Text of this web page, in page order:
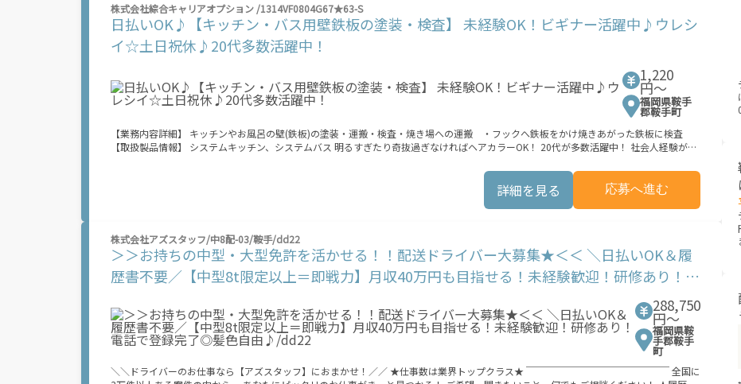
万円！ 業界トップクラス！ 当社では働くあなたの負担を軽減する為に 交通費別途支給（非課税）を行っています。 ※交通費込みの場合
は所得税がかかります。 ※規定・支払条件有 ＼友人紹介で特典をGET★／ ⇒紹介した方に 【10万円】 、された方に 【5万円】 をプレゼ
ント！ 期間限定で金額増加キャンペーン中！ お友だちを誘っておこづかいGETしよう！ ※全て規定・支払条件有 ―――――――――――――――――――――――― 8/7(金) ■9:00～20:00
8/8(土) ～ 8/12(水) ■9:00～18:00 8/13（木）～ 8/16（日） 夏季休業期間のため、電話での応募受付はお休みです。 WEB応募は24ｈ受
株式会社綜合キャリアオプション /1314VF0804G67★63-S
日払いOK♪【キッチン・バス用壁鉄板の塗装・検査】 未経験OK！ビギナー活躍中♪ウレシ
イ☆土日祝休♪20代多数活躍中！
1,220
円〜
福岡県鞍手
郡鞍手町
【業務内容詳細】 キッチンやお風呂の壁(鉄板)の塗装・運搬・検査・焼き場への運搬 ・フックへ鉄板をかけ焼きあがった鉄板に検査
【取扱製品情報】 システムキッチン、システムバス 明るすぎたり奇抜過ぎなければヘアカラーOK！ 20代が多数活躍中！ 社会人経験が浅
業は月20時間以上あります♪ ≪週休2日制≫ 週末は家族や友人と一緒にプライベート満喫！ ≪髪型自由≫ 基本的に髪色自由で明るすぎた
り奇抜でなければOKです！ (規定有) ≪ラクラク制服アリ≫ 制服があるので、毎日の服装の悩み解消♪ ≪未経験の方も大カンゲイ≫ 新し
いことにチャレンジするのは不安だけど、しっかり働く環境が整っています！ イチからスキルUP・ステップUP目指していきましょう！
万円！ 業界トップクラス！ 当社では働くあなたの負担を軽減する為に 交通費別途支給（非課税）を行っています。 ※交通費込みの場合
は所得税がかかります。 ※規定・支払条件有 ＼友人紹介で特典をGET★／ ⇒紹介した方に 【10万円】 、された方に 【5万円】 をプレゼ
ント！ 期間限定で金額増加キャンペーン中！ お友だちを誘っておこづかいGETしよう！ ※全て規定・支払条件有 ―――――――――――――――――――――――― 8/7(金) ■9:00～20:00
8/8(土) ～ 8/12(水) ■9:00～18:00 8/13（木）～ 8/16（日） 夏季休業期間のため、電話での応募受付はお休みです。 WEB応募は24ｈ受
詳細を見る 応募へ進む
株式会社アズスタッフ/中8配-03/鞍手/dd22
＞＞お持ちの中型・大型免許を活かせる！！配送ドライバー大募集★＜＜ ＼日払いOK＆履
歴書不要／【中型8t限定以上＝即戦力】月収40万円も目指せる！未経験歓迎！研修あり！電
288,750
円〜
福岡県鞍
手郡鞍手
町
＼＼ドライバーのお仕事なら【アズスタッフ】におまかせ！／／ ★仕事数は業界トップクラス★ ￣￣￣￣￣￣￣￣￣￣￣￣￣￣￣ 全国に